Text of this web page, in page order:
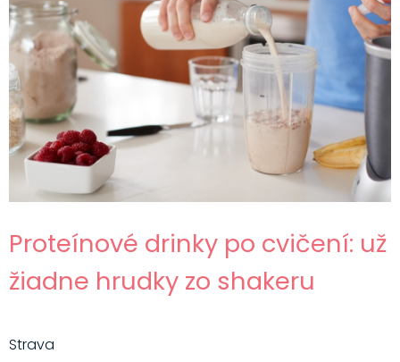
Proteínové drinky po cvičení: už
žiadne hrudky zo shakeru
Strava